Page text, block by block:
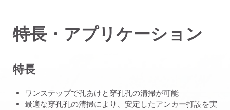
特長・アプリケーション
特長
ワンステップで孔あけと穿孔孔の清掃が可能
最適な穿孔孔の清掃により、安定したアンカー打設を実